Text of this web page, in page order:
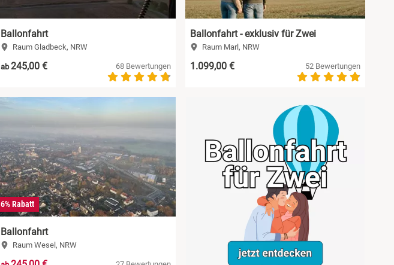
Ballonfahrt
Raum Gladbeck, NRW
ab245,00 € 68 Bewertungen
Ballonfahrt - exklusiv für Zwei
Raum Marl, NRW
1.099,00 € 52 Bewertungen
6% Rabatt
Ballonfahrt
Raum Wesel, NRW